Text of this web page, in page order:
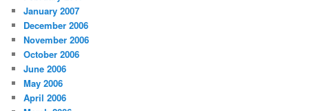
January 2007
December 2006
November 2006
October 2006
June 2006
May 2006
April 2006